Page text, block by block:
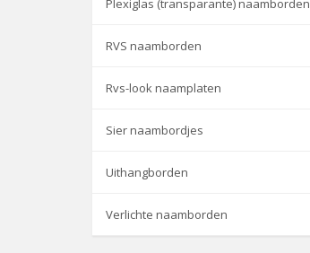
Plexiglas (transparante) naamborden
RVS naamborden
Rvs-look naamplaten
Sier naambordjes
Uithangborden
Verlichte naamborden